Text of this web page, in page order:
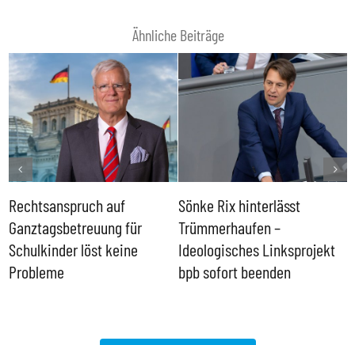
Ähnliche Beiträge
Rechtsanspruch auf
Ganztagsbetreuung für
Schulkinder löst keine
Probleme
Sönke Rix hinterlässt
Trümmerhaufen –
Ideologisches Linksprojekt
bpb sofort beenden